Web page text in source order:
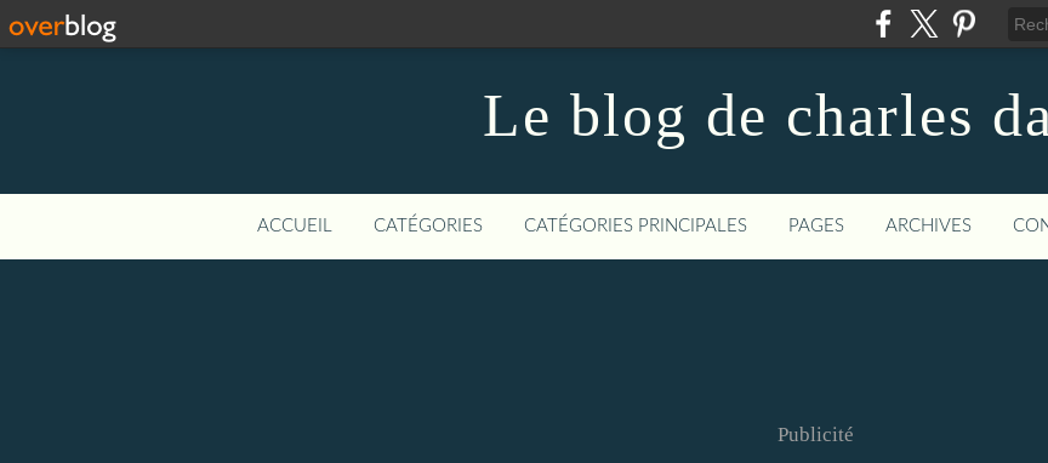
Le blog de charles
ACCUEIL CATÉGORIES CATÉGORIES PRINCIPALES PAGES ARCHIVES
Publicité